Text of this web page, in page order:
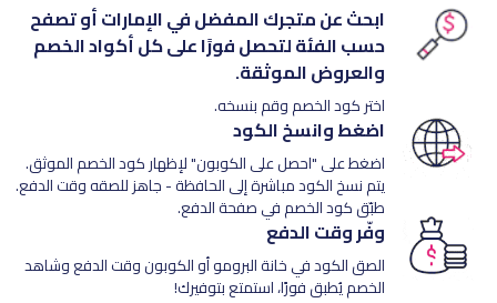
ابحث عن متجرك المفضل في الإمارات أو تصفح
حسب الفئة لتحصل فورًا على كل أكواد الخصم
والعروض الموثقة.
اختر كود الخصم وقم بنسخه.
اضغط وانسخ الكود
اضغط على "احصل على الكوبون" لإظهار كود الخصم الموثق.
يتم نسخ الكود مباشرة إلى الحافظة - جاهز للصقه وقت الدفع.
طبّق كود الخصم في صفحة الدفع.
وفّر وقت الدفع
الصق الكود في خانة البرومو أو الكوبون وقت الدفع وشاهد
الخصم يُطبق فورًا، استمتع بتوفيرك!